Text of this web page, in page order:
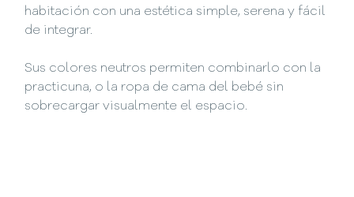
habitación con una estética simple, serena y fácil
de integrar.
Sus colores neutros permiten combinarlo con la
practicuna, o la ropa de cama del bebé sin
sobrecargar visualmente el espacio.